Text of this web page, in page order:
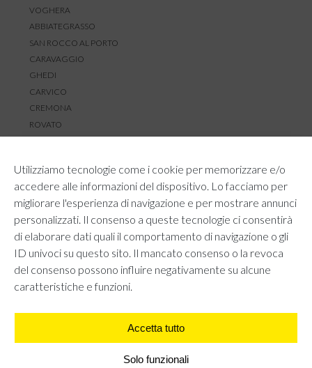
Utilizziamo tecnologie come i cookie per memorizzare e/o
accedere alle informazioni del dispositivo. Lo facciamo per
migliorare l'esperienza di navigazione e per mostrare annunci
personalizzati. Il consenso a queste tecnologie ci consentirà
di elaborare dati quali il comportamento di navigazione o gli
ID univoci su questo sito. Il mancato consenso o la revoca
del consenso possono influire negativamente su alcune
caratteristiche e funzioni.
Accetta tutto
Solo funzionali
VOGHERA
ABBIATEGRASSO
SAN ROCCO AL PORTO
CARAVAGGIO
GHEDI
CARVICO
CREMONA
ROVATO
RESI E RIMBORSI
REGOLAMENTO LOYALTY
CONTATTACI
PRIVACY POLICY COOKIE POLICY
UNI GRUPPO S.R.L - Viale Angelo Filippetti 24, 20122 Milano.